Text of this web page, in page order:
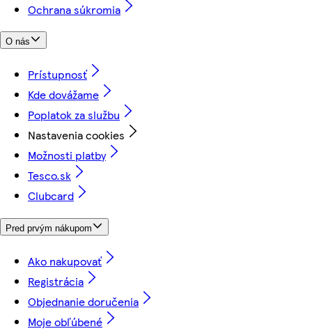
Ochrana súkromia
O nás
Prístupnosť
Kde dovážame
Poplatok za službu
Nastavenia cookies
Možnosti platby
Tesco.sk
Clubcard
Pred prvým nákupom
Ako nakupovať
Registrácia
Objednanie doručenia
Moje obľúbené